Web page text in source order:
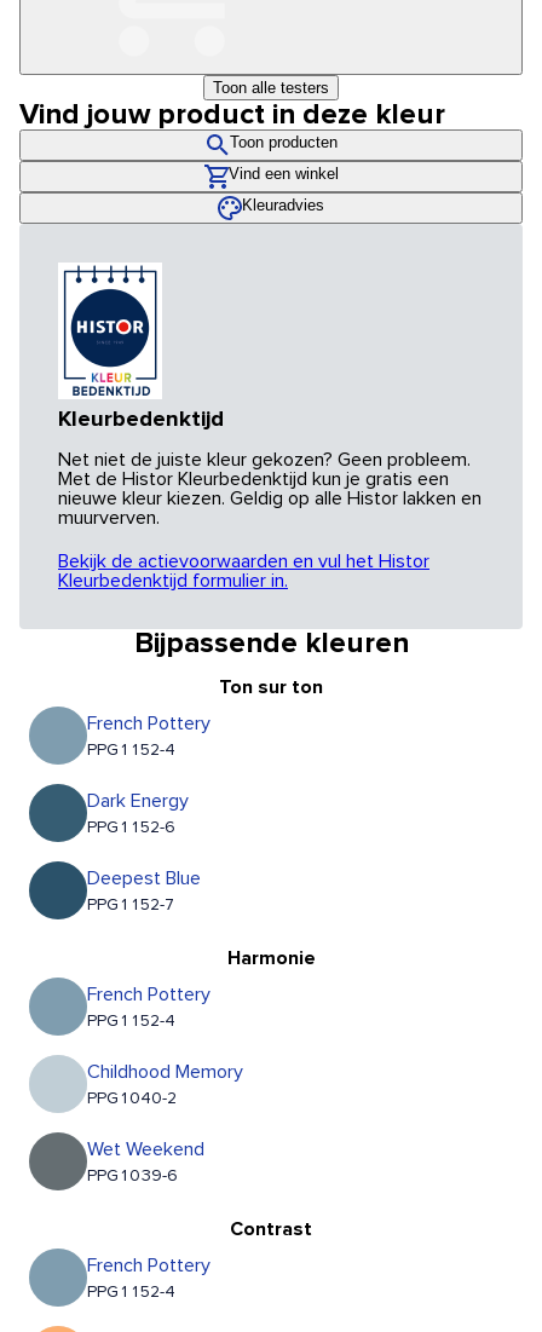
Toon alle testers
Vind jouw product in deze kleur
Toon producten
Vind een winkel
Kleuradvies
Kleurbedenktijd
Net niet de juiste kleur gekozen? Geen probleem.
Met de Histor Kleurbedenktijd kun je gratis een
nieuwe kleur kiezen. Geldig op alle Histor lakken en
muurverven.
Bekijk de actievoorwaarden en vul het Histor
Kleurbedenktijd formulier in.
Bijpassende kleuren
Ton sur ton
French Pottery
PPG1152-4
Dark Energy
PPG1152-6
Deepest Blue
PPG1152-7
Harmonie
French Pottery
PPG1152-4
Childhood Memory
PPG1040-2
Wet Weekend
PPG1039-6
Contrast
French Pottery
PPG1152-4